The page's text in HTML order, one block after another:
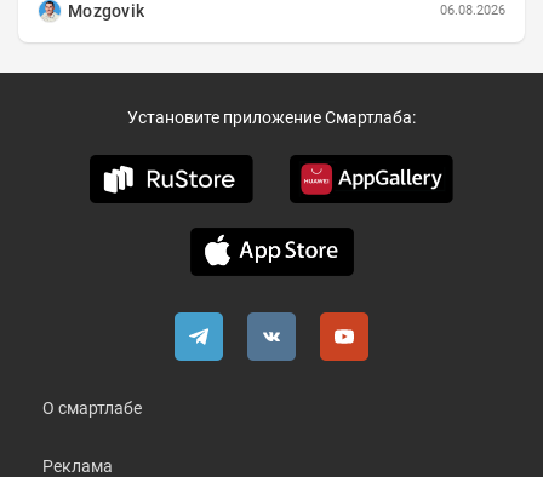
Mozgovik
06.08.2026
Установите приложение Смартлаба:
О смартлабе
Реклама